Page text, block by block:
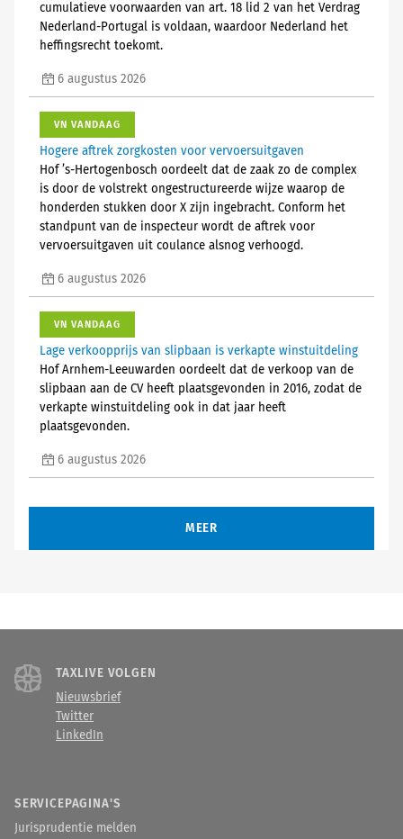
cumulatieve voorwaarden van art. 18 lid 2 van het Verdrag
Nederland-Portugal is voldaan, waardoor Nederland het
heffingsrecht toekomt.
6 augustus 2026
VN VANDAAG
Hogere aftrek zorgkosten voor vervoersuitgaven
Hof ’s-Hertogenbosch oordeelt dat de zaak zo de complex
is door de volstrekt ongestructureerde wijze waarop de
honderden stukken door X zijn ingebracht. Conform het
standpunt van de inspecteur wordt de aftrek voor
vervoersuitgaven uit coulance alsnog verhoogd.
6 augustus 2026
VN VANDAAG
Lage verkoopprijs van slipbaan is verkapte winstuitdeling
Hof Arnhem-Leeuwarden oordeelt dat de verkoop van de
slipbaan aan de CV heeft plaatsgevonden in 2016, zodat de
verkapte winstuitdeling ook in dat jaar heeft
plaatsgevonden.
6 augustus 2026
MEER
TAXLIVE VOLGEN
Nieuwsbrief
Twitter
LinkedIn
SERVICEPAGINA'S
Jurisprudentie melden